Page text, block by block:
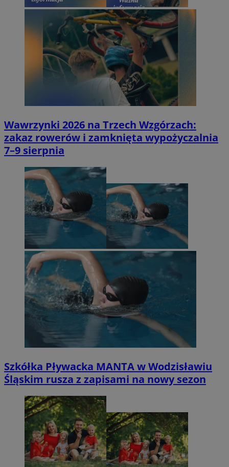
Wawrzynki 2026 na Trzech Wzgórzach:
zakaz rowerów i zamknięta wypożyczalnia
7–9 sierpnia
Szkółka Pływacka MANTA w Wodzisławiu
Śląskim rusza z zapisami na nowy sezon